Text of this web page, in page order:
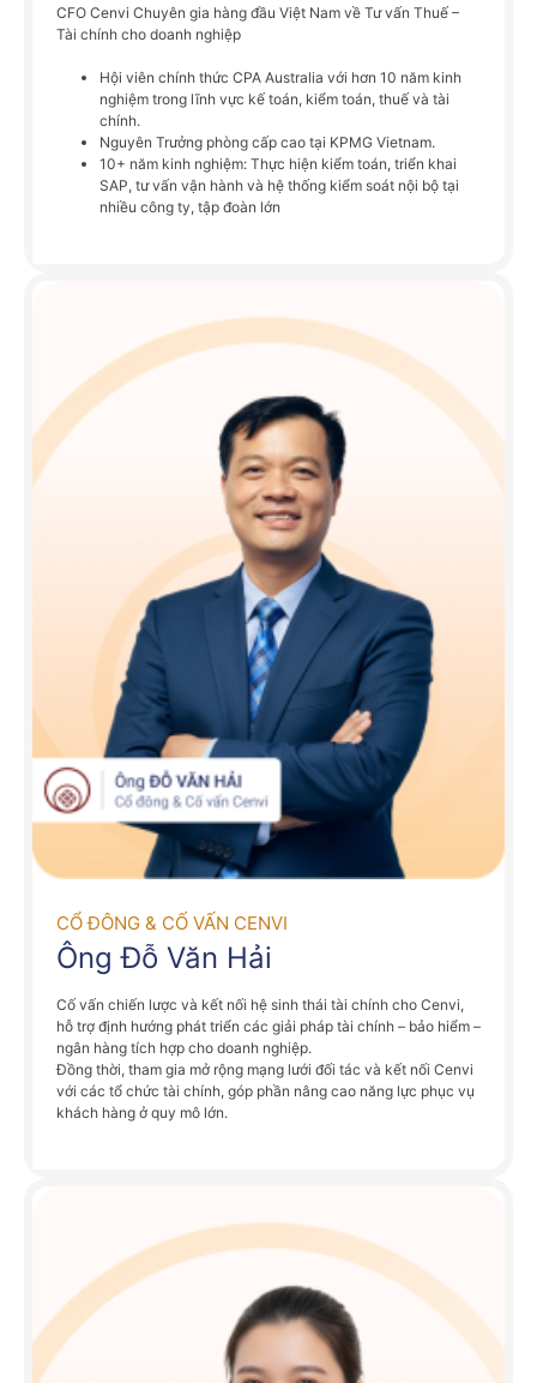
CFO Cenvi Chuyên gia hàng đầu Việt Nam về Tư vấn Thuế –
Tài chính cho doanh nghiệp
Hội viên chính thức CPA Australia với hơn 10 năm kinh
nghiệm trong lĩnh vực kế toán, kiểm toán, thuế và tài
chính.
Nguyên Trưởng phòng cấp cao tại KPMG Vietnam.
10+ năm kinh nghiệm: Thực hiện kiểm toán, triển khai
SAP, tư vấn vận hành và hệ thống kiểm soát nội bộ tại
nhiều công ty, tập đoàn lớn
CỔ ĐÔNG & CỐ VẤN CENVI
Ông Đỗ Văn Hải
Cố vấn chiến lược và kết nối hệ sinh thái tài chính cho Cenvi,
hỗ trợ định hướng phát triển các giải pháp tài chính – bảo hiểm –
ngân hàng tích hợp cho doanh nghiệp.
Đồng thời, tham gia mở rộng mạng lưới đối tác và kết nối Cenvi
với các tổ chức tài chính, góp phần nâng cao năng lực phục vụ
khách hàng ở quy mô lớn.